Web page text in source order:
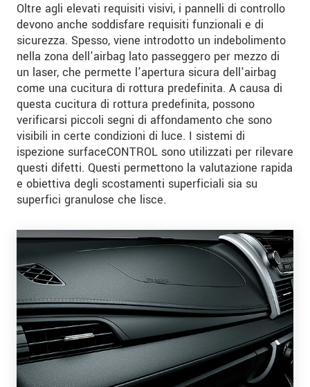
Oltre agli elevati requisiti visivi, i pannelli di controllo
devono anche soddisfare requisiti funzionali e di
sicurezza. Spesso, viene introdotto un indebolimento
nella zona dell'airbag lato passeggero per mezzo di
un laser, che permette l'apertura sicura dell'airbag
come una cucitura di rottura predefinita. A causa di
questa cucitura di rottura predefinita, possono
verificarsi piccoli segni di affondamento che sono
visibili in certe condizioni di luce. I sistemi di
ispezione surfaceCONTROL sono utilizzati per rilevare
questi difetti. Questi permettono la valutazione rapida
e obiettiva degli scostamenti superficiali sia su
superfici granulose che lisce.